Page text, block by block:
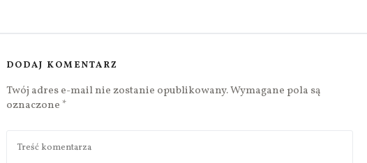
DODAJ KOMENTARZ
Twój adres e-mail nie zostanie opublikowany.Wymagane pola są
oznaczone *